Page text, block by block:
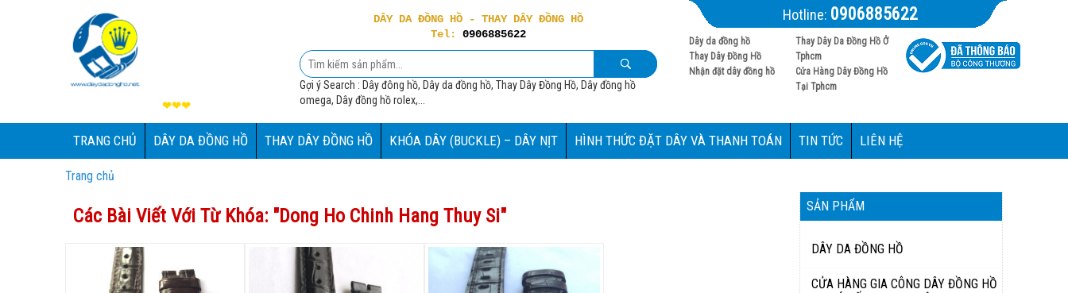
❤❤❤
DÂY DA ĐỒNG HỒ - THAY DÂY ĐỒNG HỒ
Tel: 0906885622
Gợi ý Search : Dây đông hồ, Dây da đồng hồ, Thay Dây Đồng Hồ, Dây đồng hồ
omega, Dây đồng hồ rolex,...
Hotline: 0906885622
Dây da đồng hồ
Thay Dây Đồng Hồ
Nhận đặt dây đồng hồ
Thay Dây Da Đồng Hồ Ở
Tphcm
Cửa Hàng Dây Đồng Hồ
Tại Tphcm
TRANG CHỦ DÂY DA ĐỒNG HỒ THAY DÂY ĐỒNG HỒ KHÓA DÂY (BUCKLE) – DÂY NỊT HÌNH THỨC ĐẶT DÂY VÀ THANH TOÁN TIN TỨC LIÊN HỆ
Trang chủ
Các Bài Viết Với Từ Khóa: "Dong Ho Chinh Hang Thuy Si" SẢN PHẨM
DÂY DA ĐỒNG HỒ
CỬA HÀNG GIA CÔNG DÂY ĐỒNG HỒ